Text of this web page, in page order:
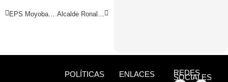
POLÍTICAS
ENLACES
REDES
SOCIALES